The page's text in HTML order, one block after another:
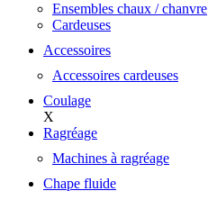
Ensembles chaux / chanvre
Cardeuses
Accessoires
Accessoires cardeuses
Coulage
X
Ragréage
Machines à ragréage
Chape fluide